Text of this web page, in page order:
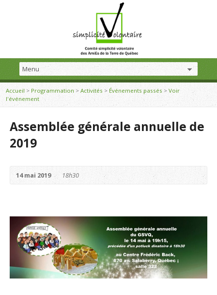
Accueil> Programmation> Activités > Événements passés > Voir
l'événement
Assemblée générale annuelle de
2019
14 mai 2019 18h30